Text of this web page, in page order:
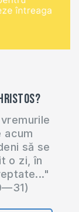
acum
să se
o zi, în